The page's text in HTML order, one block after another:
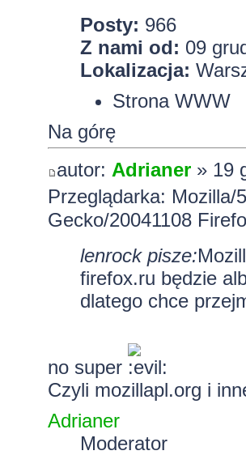
Posty: 966
Z nami od: 09
Lokalizacja:
Strona WWW
Na górę
autor: Adrianer» 19
Przeglądarka:
Gecko/20041108
lenrock pisze:
firefox.ru będzie
dlatego chce
no super
Czyli mozillapl.org i
Adrianer
Moderator